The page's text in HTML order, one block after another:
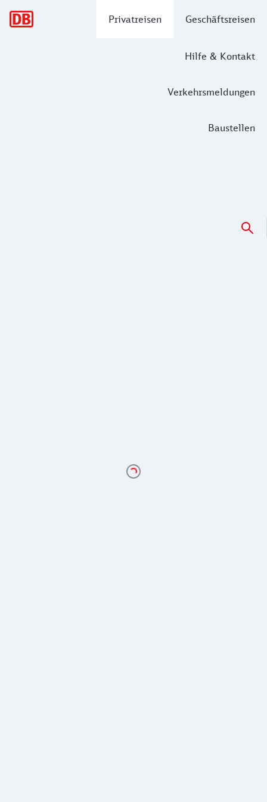
Privatreisen Geschäftsreisen
Hilfe & Kontakt
Verkehrsmeldungen
Baustellen